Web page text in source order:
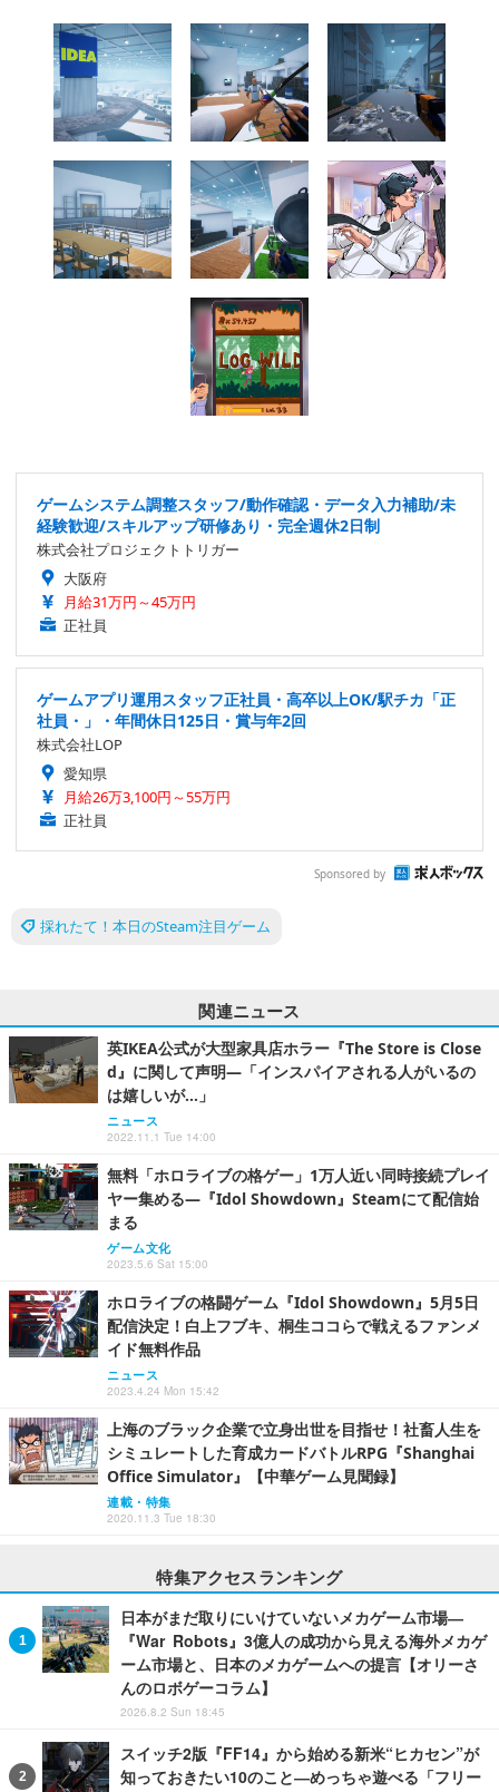
ゲームシステム調整スタッフ/動作確認・データ入力補助/未
経験歓迎/スキルアップ研修あり・完全週休2日制
株式会社プロジェクトトリガー
大阪府
月給31万円～45万円
正社員
ゲームアプリ運用スタッフ正社員・高卒以上OK/駅チカ「正
社員・」・年間休日125日・賞与年2回
株式会社LOP
愛知県
月給26万3,100円～55万円
正社員
Sponsored by
採れたて！本日のSteam注目ゲーム
関連ニュース
英IKEA公式が大型家具店ホラー『The Store is Close
d』に関して声明―「インスパイアされる人がいるの
は嬉しいが…」
ニュース
2022.11.1 Tue 14:00
無料「ホロライブの格ゲー」1万人近い同時接続プレイ
ヤー集める―『Idol Showdown』Steamにて配信始
まる
ゲーム文化
2023.5.6 Sat 15:00
ホロライブの格闘ゲーム『Idol Showdown』5月5日
配信決定！白上フブキ、桐生ココらで戦えるファンメ
イド無料作品
ニュース
2023.4.24 Mon 15:42
上海のブラック企業で立身出世を目指せ！社畜人生を
シミュレートした育成カードバトルRPG『Shanghai
Office Simulator』【中華ゲーム見聞録】
連載・特集
2020.11.3 Tue 18:30
特集アクセスランキング
日本がまだ取りにいけていないメカゲーム市場―
『War Robots』3億人の成功から見える海外メカゲ
ーム市場と、日本のメカゲームへの提言【オリーさ
んのロボゲーコラム】
2026.8.2 Sun 18:45
スイッチ2版『FF14』から始める新米“ヒカセン”が
知っておきたい10のこと―めっちゃ遊べる「フリー